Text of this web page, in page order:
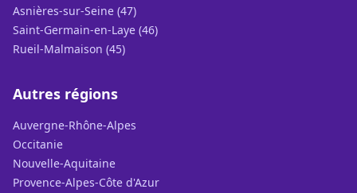
Asnières-sur-Seine (47)
Saint-Germain-en-Laye (46)
Rueil-Malmaison (45)
Autres régions
Auvergne-Rhône-Alpes
Occitanie
Nouvelle-Aquitaine
Provence-Alpes-Côte d'Azur